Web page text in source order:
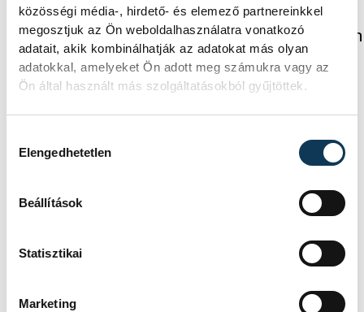
közösségi média-, hirdető- és elemező partnereinkkel
megosztjuk az Ön weboldalhasználatra vonatkozó
adatait, akik kombinálhatják az adatokat más olyan
adatokkal, amelyeket Ön adott meg számukra vagy az
Ön által használt más szolgáltatásokból gyűjtöttek.
Elengedhetetlen
Beállítások
Statisztikai
Marketing
SZERZŐ
vehir.hu
FOTÓS
Baumann
Béla
Események
KORÁBBI ESEMÉNYEK BETÖLTÉSE
SOROZAT FÉRFI KÉZILABDA NB I/B,